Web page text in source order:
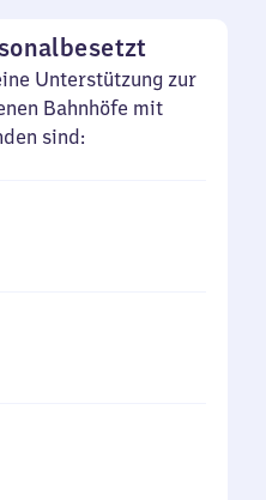
Unterstützung zur
Bahnhöfe mit
sind: